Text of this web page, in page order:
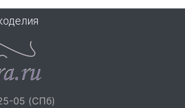
05 (СПб)